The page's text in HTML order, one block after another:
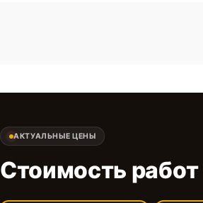
АКТУАЛЬНЫЕ ЦЕНЫ
Стоимость работ